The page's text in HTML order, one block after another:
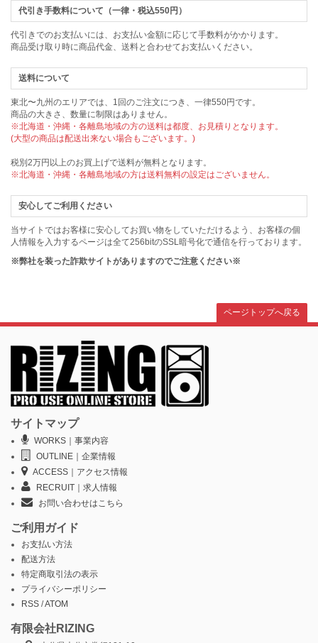
代引き手数料について（一律・税込550円）
代引きでのお支払いには、お支払い金額に応じて手数料がかかります。
商品受け取り時に商品代金、送料と合わせてお支払いください。
送料について
東北〜九州のエリアでは、1回のご注文につき、一律550円です。
商品の大きさ、数量に制限はありません。
※北海道・沖縄・各離島地域の方の送料は都度、お見積りとなります。
(大型の商品は配送出来ない場合もございます。)
税別2万円以上のお買上げで送料が無料となります。
※北海道・沖縄・各離島地域の方は送料無料の設定はございません。
安心してご利用ください
当サイトではお客様に安心してお買い物をしていただけるよう、お客様の個
人情報を入力するページは全て256bitのSSL暗号化で通信を行っております。
※弊社を装った詐欺サイトがありますのでご注意ください※
ページトップへ戻る
サイトマップ
WORKS｜事業内容
OUTLINE｜企業情報
ACCESS｜アクセス情報
RECRUIT｜求人情報
お問い合わせはこちら
ご利用ガイド
お支払い方法
配送方法
特定商取引法の表示
プライバシーポリシー
RSS /ATOM
有限会社RIZING